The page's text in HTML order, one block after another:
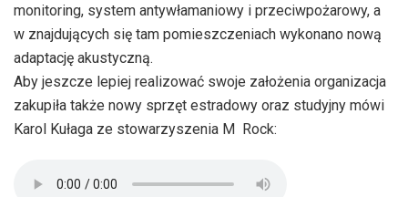
monitoring, system antywłamaniowy i przeciwpożarowy, a
w znajdujących się tam pomieszczeniach wykonano nową
adaptację akustyczną.
Aby jeszcze lepiej realizować swoje założenia organizacja
zakupiła także nowy sprzęt estradowy oraz studyjny mówi
Karol Kułaga ze stowarzyszenia M  Rock: